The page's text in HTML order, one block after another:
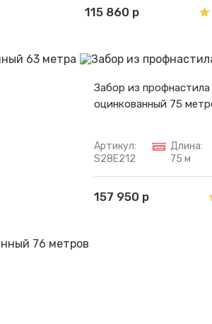
115 860 р
Забор из профнастила
оцинкованный 75
Артикул:
S28E212
Длина:
75 м
157 950 р